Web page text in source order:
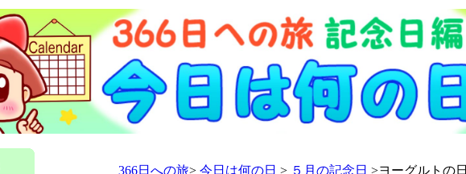
366日への旅> 今日は何の日 > ５月の記念日 >ヨーグルトの日